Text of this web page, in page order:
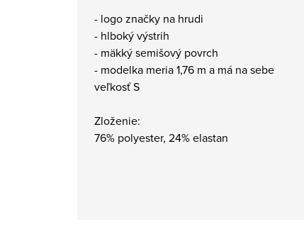
- logo značky na hrudi
- hlboký výstrih
- mäkký semišový povrch
- modelka meria 1,76 m a má na sebe
veľkosť S
Zloženie:
76% polyester, 24% elastan